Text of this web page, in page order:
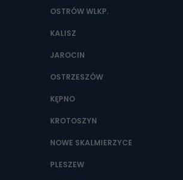
OSTRÓW WLKP.
KALISZ
JAROCIN
OSTRZESZÓW
KĘPNO
KROTOSZYN
NOWE SKALMIERZYCE
PLESZEW